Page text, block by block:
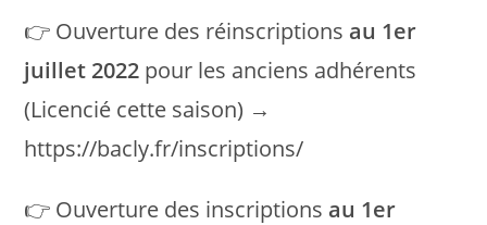
👉 Ouverture des réinscriptions au 1er
juillet 2022 pour les anciens adhérents
(Licencié cette saison) →
https://bacly.fr/inscriptions/
👉 Ouverture des inscriptions au 1er